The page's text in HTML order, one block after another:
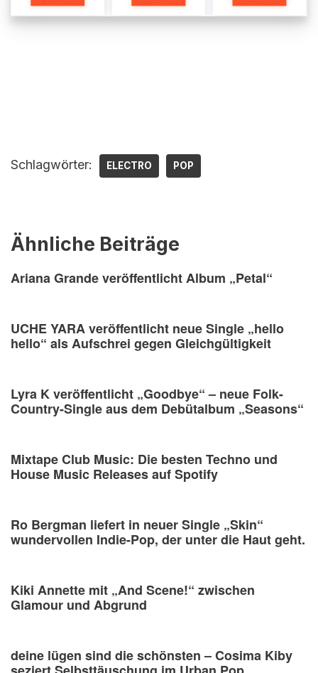
Schlagwörter: ELECTRO POP
Ähnliche Beiträge
Ariana Grande veröffentlicht Album „Petal“
UCHE YARA veröffentlicht neue Single „hello
hello“ als Aufschrei gegen Gleichgültigkeit
Lyra K veröffentlicht „Goodbye“ – neue Folk-
Country-Single aus dem Debütalbum „Seasons“
Mixtape Club Music: Die besten Techno und
House Music Releases auf Spotify
Ro Bergman liefert in neuer Single „Skin“
wundervollen Indie-Pop, der unter die Haut geht.
Kiki Annette mit „And Scene!“ zwischen
Glamour und Abgrund
deine lügen sind die schönsten – Cosima Kiby